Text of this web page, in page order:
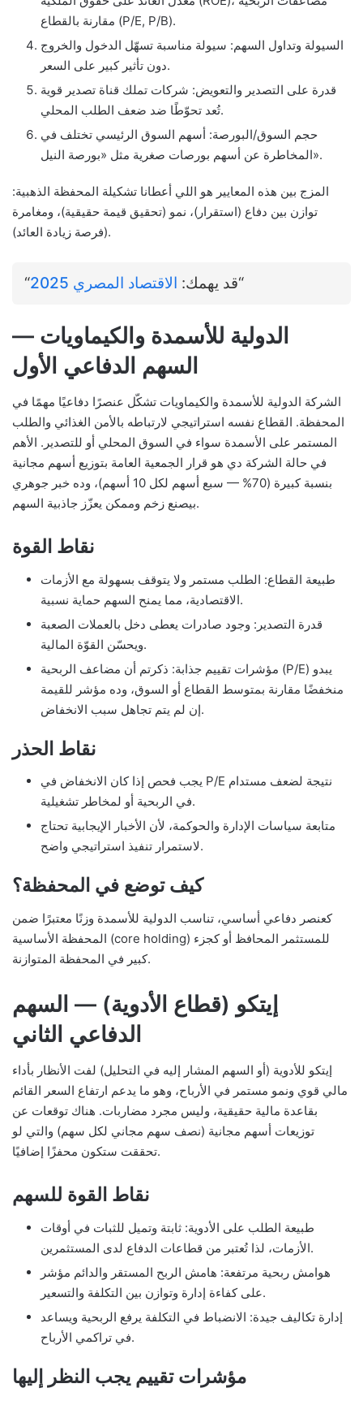
مقارنة بالقطاع (P/E, P/B).
السيولة وتداول السهم: سيولة مناسبة تسهّل الدخول والخروج
دون تأثير كبير على السعر.
قدرة على التصدير والتعويض: شركات تملك قناة تصدير قوية
تُعد تحوّطًا ضد ضعف الطلب المحلي.
حجم السوق/البورصة: أسهم السوق الرئيسي تختلف في
المخاطرة عن أسهم بورصات صغرية مثل «بورصة النيل».
المزج بين هذه المعايير هو اللي أعطانا تشكيلة المحفظة الذهبية:
توازن بين دفاع (استقرار)، نمو (تحقيق قيمة حقيقية)، ومغامرة
(فرصة زيادة العائد).
“قد يهمك: الاقتصاد المصري 2025 “
الدولية للأسمدة والكيماويات —
السهم الدفاعي الأول
الشركة الدولية للأسمدة والكيماويات تشكّل عنصرًا دفاعيًا مهمًا في
المحفظة. القطاع نفسه استراتيجي لارتباطه بالأمن الغذائي والطلب
المستمر على الأسمدة سواء في السوق المحلي أو للتصدير. الأهم
في حالة الشركة دي هو قرار الجمعية العامة بتوزيع أسهم مجانية
بنسبة كبيرة (70% — سبع أسهم لكل 10 أسهم)، وده خبر جوهري
بيصنع زخم وممكن يعزّز جاذبية السهم.
نقاط القوة
طبيعة القطاع: الطلب مستمر ولا يتوقف بسهولة مع الأزمات
الاقتصادية، مما يمنح السهم حماية نسبية.
قدرة التصدير: وجود صادرات يعطى دخل بالعملات الصعبة
ويحسّن القوّة المالية.
مؤشرات تقييم جذابة: ذكرتم أن مضاعف الربحية (P/E) يبدو
منخفضًا مقارنة بمتوسط القطاع أو السوق، وده مؤشر للقيمة
إن لم يتم تجاهل سبب الانخفاض.
نقاط الحذر
يجب فحص إذا كان الانخفاض في P/E نتيجة لضعف مستدام
في الربحية أو لمخاطر تشغيلية.
متابعة سياسات الإدارة والحوكمة، لأن الأخبار الإيجابية تحتاج
لاستمرار تنفيذ استراتيجي واضح.
كيف توضع في المحفظة؟
كعنصر دفاعي أساسي، تناسب الدولية للأسمدة وزنًا معتبرًا ضمن
المحفظة الأساسية (core holding) للمستثمر المحافظ أو كجزء
كبير في المحفظة المتوازنة.
إيتكو (قطاع الأدوية) — السهم
الدفاعي الثاني
إيتكو للأدوية (أو السهم المشار إليه في التحليل) لفت الأنظار بأداء
مالي قوي ونمو مستمر في الأرباح، وهو ما يدعم ارتفاع السعر القائم
بقاعدة مالية حقيقية، وليس مجرد مضاربات. هناك توقعات عن
توزيعات أسهم مجانية (نصف سهم مجاني لكل سهم) والتي لو
تحققت ستكون محفزًا إضافيًا.
نقاط القوة للسهم
طبيعة الطلب على الأدوية: ثابتة وتميل للثبات في أوقات
الأزمات، لذا تُعتبر من قطاعات الدفاع لدى المستثمرين.
هوامش ربحية مرتفعة: هامش الربح المستقر والدائم مؤشر
على كفاءة إدارة وتوازن بين التكلفة والتسعير.
إدارة تكاليف جيدة: الانضباط في التكلفة يرفع الربحية ويساعد
في تراكمي الأرباح.
مؤشرات تقييم يجب النظر إليها